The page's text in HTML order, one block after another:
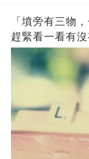
「墳旁有三物
趕緊看一看有